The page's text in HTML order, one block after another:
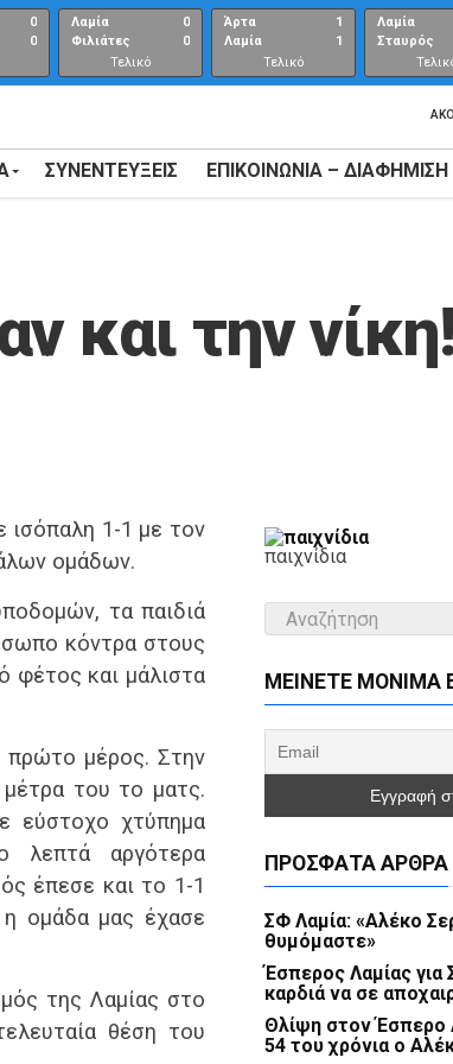
0
0
Λαμία
Φιλιάτες
0
0
Τελικό
Αποτέλεσμα
Άρτα
Λαμία
1
1
Τελικό
αποτέλεσμα
Λαμία
Σταυρός
ΣΥΝΕΝΤΕΎΞΕΙΣ ΕΠΙΚΟΙΝΩΝΊΑ – ΔΙΑΦΉΜΙΣΗ
και την νίκη!
ισόπαλη 1-1 με τον
ομάδων.
τα παιδιά
κόντρα στους
φέτος και μάλιστα
πρώτο μέρος. Στην
του το ματς.
εύστοχο χτύπημα
αργότερα
έπεσε και το 1-1
η ομάδα μας έχασε
της Λαμίας στο
θέση του
παιχνίδια
ΜΕΊΝΕΤΕ ΜΌΝΙΜΑ
ΠΡΌΣΦΑΤΑ ΆΡΘΡΑ
ΣΦ Λαμία: «Αλέκο
θυμόμαστε»
Έσπερος Λαμίας για
καρδιά να σε
Θλίψη στον Έσπερο
54 του χρόνια ο